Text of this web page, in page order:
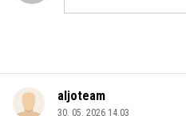
aljoteam
30. 05. 2026 14.03